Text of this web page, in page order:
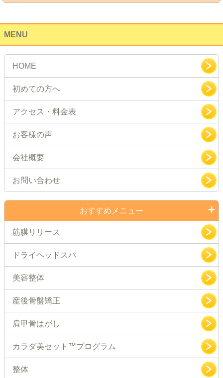
MENU
HOME
初めての方へ
アクセス・料金表
お客様の声
会社概要
お問い合わせ
おすすめメニュー
筋膜リリース
ドライヘッドスパ
美容整体
産後骨盤矯正
肩甲骨はがし
カラダ美セット™プログラム
整体